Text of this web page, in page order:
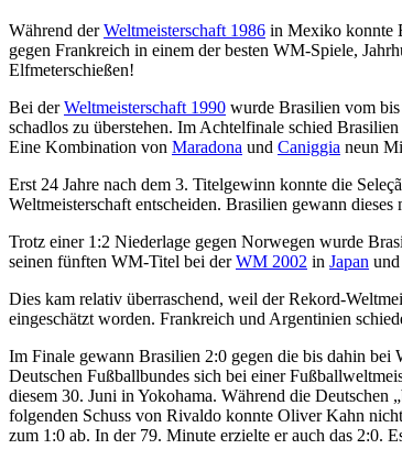
Während derWeltmeisterschaft 1986 in Mexiko konnte
gegen Frankreich in einem der besten WM-Spiele,
Elfmeterschießen!
Bei derWeltmeisterschaft 1990 wurde Brasilien vom
schadlos zu überstehen. Im Achtelfinale schied
Eine Kombination von Maradona und Caniggia neun
Erst 24 Jahre nach dem 3. Titelgewinn konnte die
Weltmeisterschaft entscheiden. Brasilien gewann
Trotz einer 1:2 Niederlage gegen Norwegen wurde
seinen fünften WM-Titel bei derWM 2002 in Japan und
Dies kam relativ überraschend, weil der Rekord-
eingeschätzt worden. Frankreich und Argentinien
Im Finale gewann Brasilien 2:0 gegen die bis dahin bei
Deutschen Fußballbundes sich bei einer
diesem 30. Juni in Yokohama. Während die Deutschen
folgenden Schuss von Rivaldo konnte Oliver Kahn
zum 1:0 ab. In der 79. Minute erzielte er auch das 2:0.